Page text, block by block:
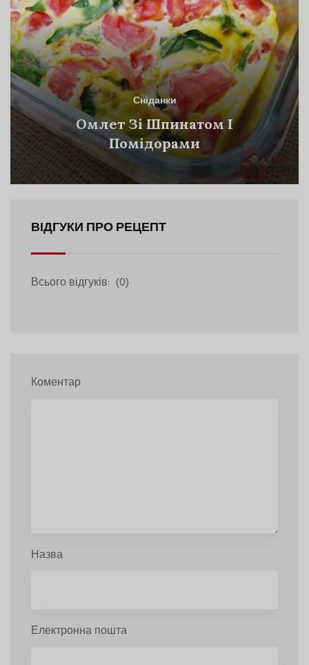
Сніданки
Омлет Зі Шпинатом І
Помідорами
ВІДГУКИ ПРО РЕЦЕПТ
Всього відгуків: (0)
Коментар
Назва
Електронна пошта